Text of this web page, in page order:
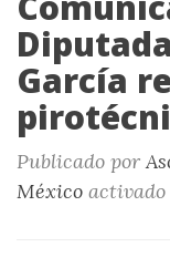
García
Publicado por
México activado